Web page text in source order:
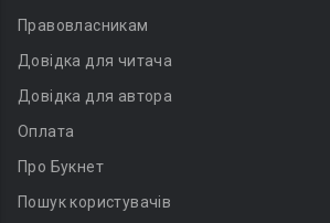
Правовласникам
Довідка для читача
Довідка для автора
Оплата
Про Букнет
Пошук користувачів